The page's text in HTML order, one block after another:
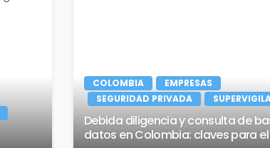
COLOMBIA
EMPRESAS
SEGURIDAD PRIVADA
Debida diligencia y consulta de
datos en Colombia: claves para el